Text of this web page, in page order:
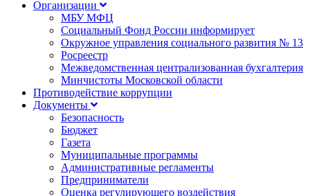
Организации
МБУ МФЦ
Социальный Фонд России информирует
Окружное управления социального развития № 13
Росреестр
Межведомственная централизованная бухгалтерия
Минчистоты Московской области
Противодействие коррупции
Документы
Безопасность
Бюджет
Газета
Муниципальные программы
Административные регламенты
Предприниматели
Оценка регулирующего воздействия